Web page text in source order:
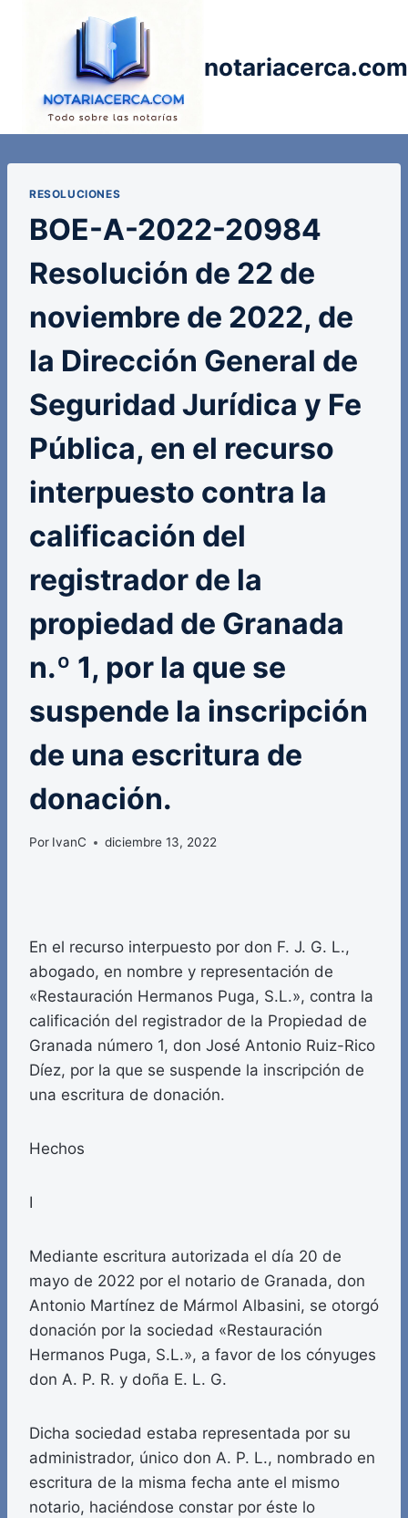
notariacerca.com
RESOLUCIONES
BOE-A-2022-20984
Resolución de 22 de
noviembre de 2022, de
la Dirección General de
Seguridad Jurídica y Fe
Pública, en el recurso
interpuesto contra la
calificación del
registrador de la
propiedad de Granada
n.º 1, por la que se
suspende la inscripción
de una escritura de
donación.
Por IvanC diciembre 13, 2022
En el recurso interpuesto por don F. J. G. L.,
abogado, en nombre y representación de
«Restauración Hermanos Puga, S.L.», contra la
calificación del registrador de la Propiedad de
Granada número 1, don José Antonio Ruiz-Rico
Díez, por la que se suspende la inscripción de
una escritura de donación.
Hechos
I
Mediante escritura autorizada el día 20 de
mayo de 2022 por el notario de Granada, don
Antonio Martínez de Mármol Albasini, se otorgó
donación por la sociedad «Restauración
Hermanos Puga, S.L.», a favor de los cónyuges
don A. P. R. y doña E. L. G.
Dicha sociedad estaba representada por su
administrador, único don A. P. L., nombrado en
escritura de la misma fecha ante el mismo
notario, haciéndose constar por éste lo